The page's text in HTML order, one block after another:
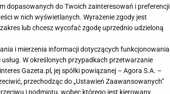
dopasowanych do Twoich zainteresowań i preferencji
w nich wyświetlanych. Wyrażenie zgody jest
lub chcesz wycofać zgodę uprzednio udzieloną
i mierzenia informacji dotyczących funkcjonowania
W określonych przypadkach przetwarzanie
Gazeta.pl, jej spółki powiązanej – Agora S.A. –
przechodząc do „Ustawień Zaawansowanych”
i podmiotu, wobec którego jest kierowany.